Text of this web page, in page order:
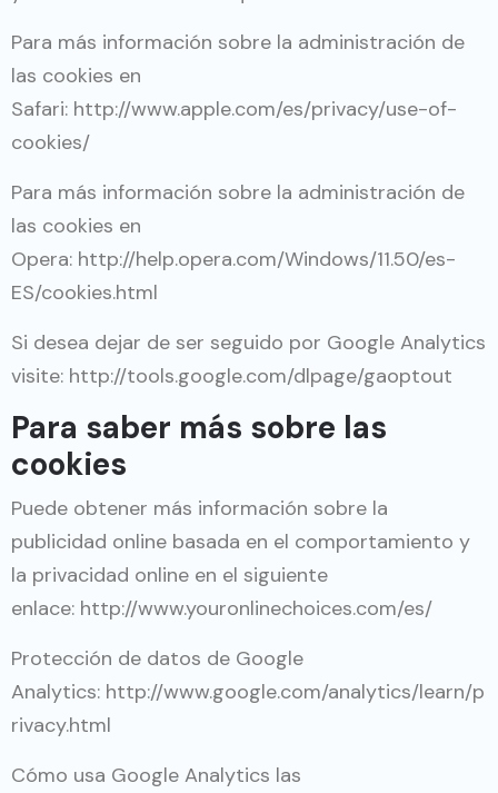
Para más información sobre la administración de
las cookies en
Safari: http://www.apple.com/es/privacy/use-of-
cookies/
Para más información sobre la administración de
las cookies en
Opera: http://help.opera.com/Windows/11.50/es-
ES/cookies.html
Si desea dejar de ser seguido por Google Analytics
visite: http://tools.google.com/dlpage/gaoptout
Para saber más sobre las
cookies
Puede obtener más información sobre la
publicidad online basada en el comportamiento y
la privacidad online en el siguiente
enlace: http://www.youronlinechoices.com/es/
Protección de datos de Google
Analytics: http://www.google.com/analytics/learn/p
rivacy.html
Cómo usa Google Analytics las